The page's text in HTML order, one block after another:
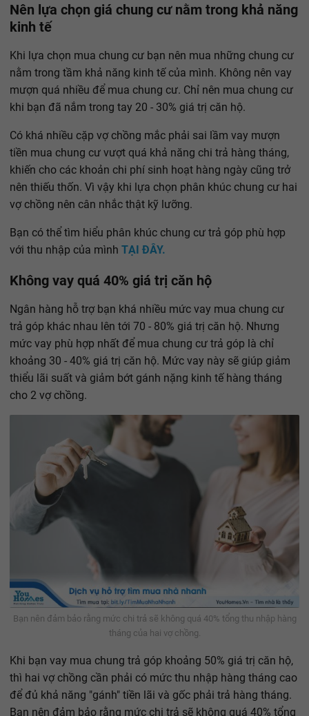
Nên lựa chọn giá chung cư nằm trong khả năng
kinh tế
Khi lựa chọn mua chung cư bạn nên mua những chung cư
nằm trong tầm khả năng kinh tế của mình. Không nên vay
mượn quá nhiều để mua chung cư. Chỉ nên mua chung cư
khi bạn đã nắm trong tay 20 - 30% giá trị căn hộ.
Có khá nhiều cặp vợ chồng mắc phải sai lầm vay mượn
tiền mua chung cư vượt quá khả năng chi trả hàng tháng,
khiến cho các khoản chi phí sinh hoạt hàng ngày cũng trở
nên thiếu thốn. Vì vậy khi lựa chọn phân khúc chung cư hai
vợ chồng nên cân nhắc thật kỹ lưỡng.
Bạn có thể tìm hiểu phân khúc chung cư trả góp phù hợp
với thu nhập của mình TẠI ĐÂY.
Không vay quá 40% giá trị căn hộ
Ngân hàng hỗ trợ bạn khá nhiều mức vay mua chung cư
trả góp khác nhau lên tới 70 - 80% giá trị căn hộ. Nhưng
mức vay phù hợp nhất để mua chung cư trả góp là chỉ
khoảng 30 - 40% giá trị căn hộ. Mức vay này sẽ giúp giảm
thiểu lãi suất và giảm bớt gánh nặng kinh tế hàng tháng
cho 2 vợ chồng.
Bạn nên đảm bảo rằng mức chi trả sẽ không quá 40% tổng thu nhập hàng
tháng của hai vợ chồng.
Khi bạn vay mua chung trả góp khoảng 50% giá trị căn hộ,
thì hai vợ chồng cần phải có mức thu nhập hàng tháng cao
để đủ khả năng "gánh" tiền lãi và gốc phải trả hàng tháng.
Bạn nên đảm bảo rằng mức chi trả sẽ không quá 40% tổng